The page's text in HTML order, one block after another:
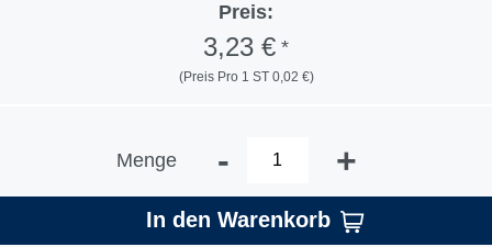
Preis:
3,23 € *
(Preis Pro 1 ST 0,02 €)
Menge - +
In den Warenkorb